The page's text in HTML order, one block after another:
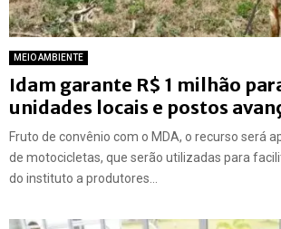
MEIO AMBIENTE
Idam garante R$ 1 milhão
unidades locais e postos
Fruto de convênio com o MDA, o recurso será
de motocicletas, que serão utilizadas para
do instituto a produtores...